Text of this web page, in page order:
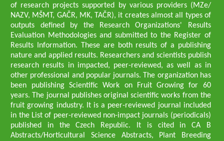
of research projects supported by various providers (MZe/
NAZV, MŠMT, GAČR, MK, TAČR), it creates almost all types of
outputs defined by the Research Organizations' Results
Evaluation Methodologies and submitted to the Register of
Results Information. These are both results of a publishing
nature and applied results. Researchers and scientists publish
research results in impacted, peer-reviewed, as well as in
other professional and popular journals. The organization has
been publishing Scientific Work on Fruit Growing for 60
years. The journal publishes original scientific works from the
fruit growing industry. It is a peer-reviewed journal included
in the List of peer-reviewed non-impact journals (periodicals)
published in the Czech Republic. It is cited in CA B
Abstracts/Horticultural Science Abstracts, Plant Breeding